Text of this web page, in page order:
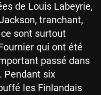
de Louis Labeyrie,
tranchant,
sont surtout
qui ont été
passé dans
Pendant six
les Finlandais